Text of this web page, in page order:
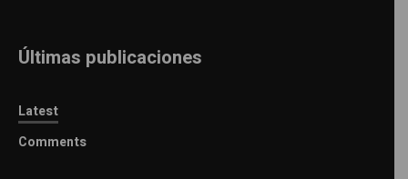
Últimas publicaciones
Latest
Comments